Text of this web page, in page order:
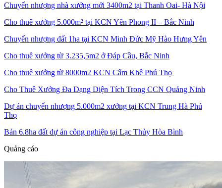
Chuyển nhượng nhà xưởng mới 3400m2 tại Thanh Oai- Hà Nội
Cho thuê xưởng 5.000m² tại KCN Yên Phong II – Bắc Ninh
Chuyển nhượng đất 1ha tại KCN Minh Đức Mỹ Hào Hưng Yên
Cho thuê xưởng từ 3.235,5m2 ở Đáp Cầu, Bắc Ninh
Cho thuê xưởng từ 8000m2 KCN Cẩm Khê Phú Thọ
Cho Thuê Xưởng Đa Dạng Diện Tích Trong CCN Quảng Ninh
Dự án chuyển nhượng 5.000m2 xưởng tại KCN Trung Hà Phú
Thọ
Bán 6.8ha đất dự án công nghiệp tại Lạc Thủy Hòa Bình
Quảng cáo